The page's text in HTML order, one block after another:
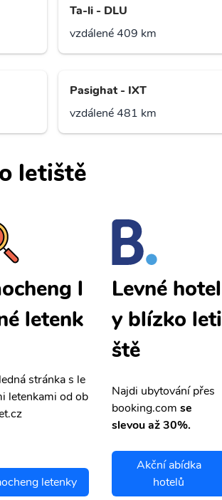
Ta-li - DLU
vzdálené 409 km
Pasighat - IXT
vzdálené 481 km
letiště
l
letenk
stránka s le
letenkami od ob
letenky
Levné hotel
y blízko leti
ště
Najdi ubytování přes
booking.com se
slevou až 30%.
Akční abídka
hotelů